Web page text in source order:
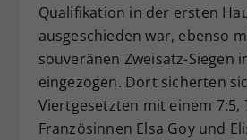
Qualifikation in der ersten
ausgeschieden war, ebenso
souveränen Zweisatz-Siegen
eingezogen. Dort sicherten
Viertgesetzten mit einem 7:5,
Französinnen Elsa Goy und